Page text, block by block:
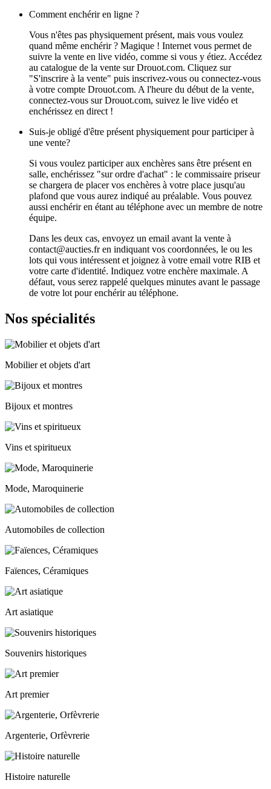
Comment enchérir en ligne ?
Vous n'êtes pas physiquement présent, mais vous voulez
quand même enchérir ? Magique ! Internet vous permet de
suivre la vente en live vidéo, comme si vous y étiez. Accédez
au catalogue de la vente sur Drouot.com. Cliquez sur
"S'inscrire à la vente" puis inscrivez-vous ou connectez-vous
à votre compte Drouot.com. A l'heure du début de la vente,
connectez-vous sur Drouot.com, suivez le live vidéo et
enchérissez en direct !
Suis-je obligé d'être présent physiquement pour participer à
une vente?
Si vous voulez participer aux enchères sans être présent en
salle, enchérissez "sur ordre d'achat" : le commissaire priseur
se chargera de placer vos enchères à votre place jusqu'au
plafond que vous aurez indiqué au préalable. Vous pouvez
aussi enchérir en étant au téléphone avec un membre de notre
équipe.
Dans les deux cas, envoyez un email avant la vente à
contact@aucties.fr en indiquant vos coordonnées, le ou les
lots qui vous intéressent et joignez à votre email votre RIB et
votre carte d'identité. Indiquez votre enchère maximale. A
défaut, vous serez rappelé quelques minutes avant le passage
de votre lot pour enchérir au téléphone.
Nos spécialités
Mobilier et objets d'art
Bijoux et montres
Vins et spiritueux
Mode, Maroquinerie
Automobiles de collection
Faïences, Céramiques
Art asiatique
Souvenirs historiques
Art premier
Argenterie, Orfèvrerie
Histoire naturelle